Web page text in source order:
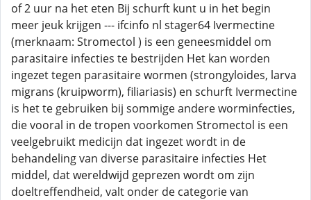
of 2 uur na het eten Bij schurft kunt u in het begin
meer jeuk krijgen --- ifcinfo nl stager64 Ivermectine
(merknaam: Stromectol ) is een geneesmiddel om
parasitaire infecties te bestrijden Het kan worden
ingezet tegen parasitaire wormen (strongyloides, larva
migrans (kruipworm), filiariasis) en schurft Ivermectine
is het te gebruiken bij sommige andere worminfecties,
die vooral in de tropen voorkomen Stromectol is een
veelgebruikt medicijn dat ingezet wordt in de
behandeling van diverse parasitaire infecties Het
middel, dat wereldwijd geprezen wordt om zijn
doeltreffendheid, valt onder de categorie van